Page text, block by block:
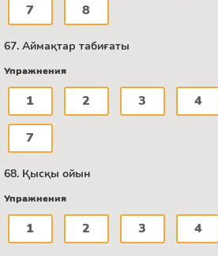
7 8
67. Аймақтар табиғаты
Упражнения
1 2 3 4
7
68. Қысқы ойын
Упражнения
1 2 3 4